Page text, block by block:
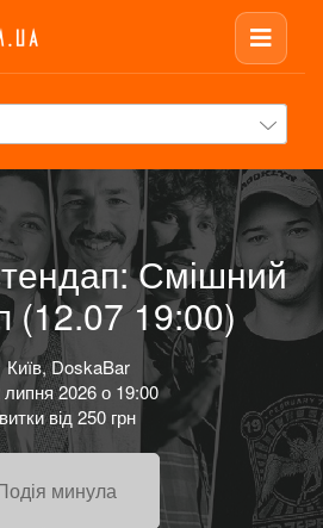
Смішний
(12.07 19:00)
Київ, DoskaBar
2026 о 19:00
від 250 грн
минула